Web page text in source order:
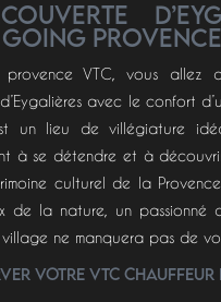
Provence
VTC, vous allez
avec le confort
un lieu de villégiature
à se détendre et à
culturel de la
de la nature, un passionné
ne manquera pas de
votre VTC